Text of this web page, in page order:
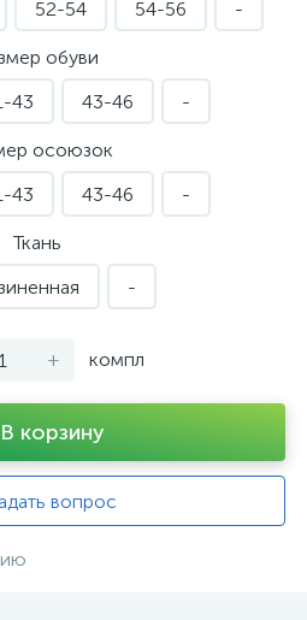
52-54 54-56 -
обуви
43 43-46 -
осоюзок
43 43-46 -
Ткань
-
+ компл
В корзину
вопрос